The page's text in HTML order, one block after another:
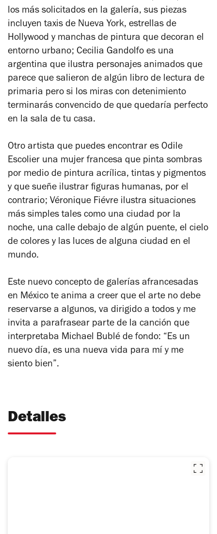
los más solicitados en la galería, sus piezas
incluyen taxis de Nueva York, estrellas de
Hollywood y manchas de pintura que decoran el
entorno urbano; Cecilia Gandolfo es una
argentina que ilustra personajes animados que
parece que salieron de algún libro de lectura de
primaria pero si los miras con detenimiento
terminarás convencido de que quedaría perfecto
en la sala de tu casa.
Otro artista que puedes encontrar es Odile
Escolier una mujer francesa que pinta sombras
por medio de pintura acrílica, tintas y pigmentos
y que sueñe ilustrar figuras humanas, por el
contrario; Véronique Fiévre ilustra situaciones
más simples tales como una ciudad por la
noche, una calle debajo de algún puente, el cielo
de colores y las luces de alguna ciudad en el
mundo.
Este nuevo concepto de galerías afrancesadas
en México te anima a creer que el arte no debe
reservarse a algunos, va dirigido a todos y me
invita a parafrasear parte de la canción que
interpretaba Michael Bublé de fondo: “Es un
nuevo día, es una nueva vida para mí y me
siento bien”.
Detalles